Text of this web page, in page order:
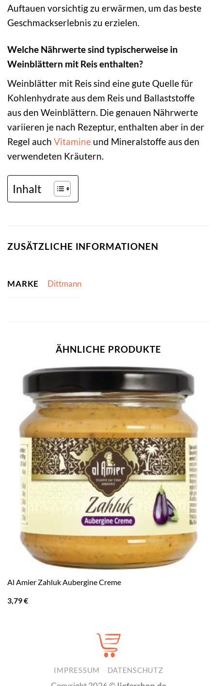
Auftauen vorsichtig zu erwärmen, um das beste
Geschmackserlebnis zu erzielen.
Welche Nährwerte sind typischerweise in
Weinblättern mit Reis enthalten?
Weinblätter mit Reis sind eine gute Quelle für
Kohlenhydrate aus dem Reis und Ballaststoffe
aus den Weinblättern. Die genauen Nährwerte
variieren je nach Rezeptur, enthalten aber in der
Regel auch Vitamine und Mineralstoffe aus den
verwendeten Kräutern.
Inhalt
ZUSÄTZLICHE INFORMATIONEN
MARKE Dittmann
ÄHNLICHE PRODUKTE
Al Amier Zahluk Aubergine Creme
3,79€
IMPRESSUM DATENSCHUTZ